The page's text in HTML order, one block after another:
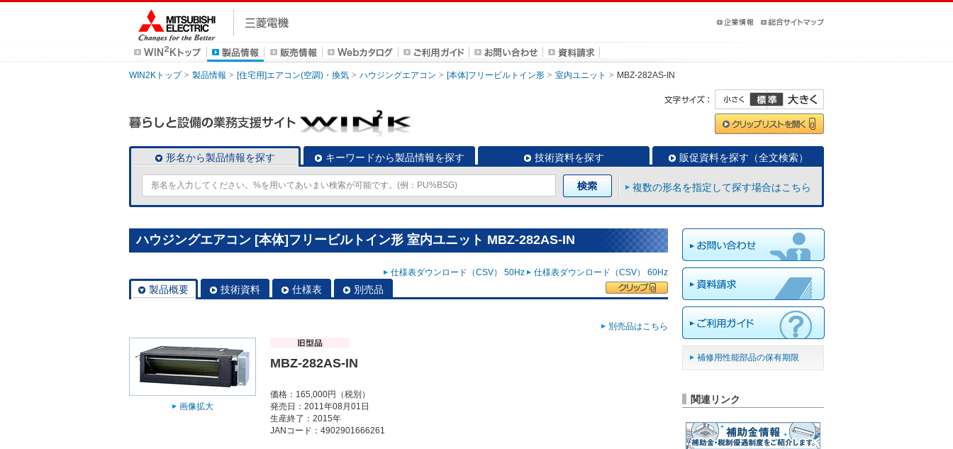
WIN2Kトップ 製品情報 [住宅用]エアコン(空調)・換気 ハウジングエアコン [本体]フリービルトイン形 室内ユニット MBZ-282AS-IN
形名から製品情報を探す キーワードから製品情報を探す 技術資料を探す 販促資料を探す（全文検索）
複数の形名を指定して探す場合はこちら
ハウジングエアコン [本体]フリービルトイン形 室内ユニット MBZ-282AS-IN
仕様表ダウンロード（CSV） 50Hz 仕様表ダウンロード（CSV） 60Hz
製品概要 技術資料 仕様表 別売品
別売品はこちら
画像拡大
MBZ-282AS-IN
価格：165,000円（税別）
発売日：2011年08月01日
生産終了：2015年
JANコード：4902901666261
補修用性能部品の保有期限
関連リンク